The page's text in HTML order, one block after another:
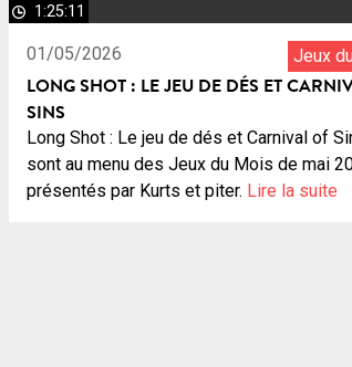
1:25:11
01/05/2026 Jeux
LONG SHOT : LE JEU DE DÉS ET
SINS
Long Shot : Le jeu de dés et Carnival of
sont au menu des Jeux du Mois de mai
présentés par Kurts et piter. Lire la suite